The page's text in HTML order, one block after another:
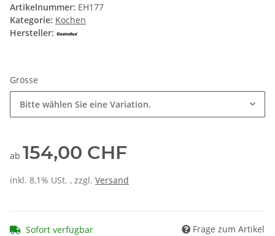
Artikelnummer: EH177
Kategorie: Kochen
Hersteller:
Grösse
Bitte wählen Sie eine Variation.
ab 154,00 CHF
inkl. 8,1% USt. , zzgl. Versand
Sofort verfügbar Frage zum Artikel